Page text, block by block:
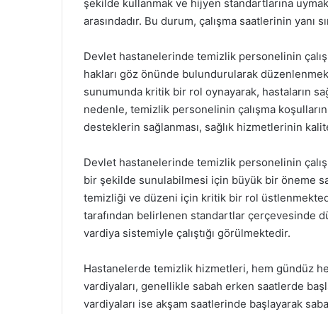
şekilde kullanmak ve hijyen standartlarına
arasındadır. Bu durum, çalışma saatlerinin yanı
Devlet hastanelerinde temizlik personelinin
hakları göz önünde bulundurularak
sunumunda kritik bir rol oynayarak, hastaların
nedenle, temizlik personelinin çalışma
desteklerin sağlanması, sağlık hizmetlerinin
Devlet hastanelerinde temizlik personelinin
bir şekilde sunulabilmesi için büyük bir öneme
temizliği ve düzeni için kritik bir rol
tarafından belirlenen standartlar çerçevesinde
vardiya sistemiyle çalıştığı görülmektedir.
Hastanelerde temizlik hizmetleri, hem gündüz
vardiyaları, genellikle sabah erken saatlerde
vardiyaları ise akşam saatlerinde başlayarak